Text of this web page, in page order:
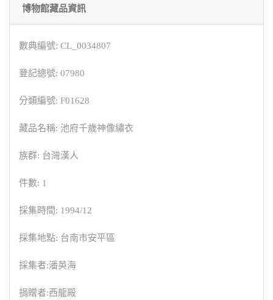
博物館藏品資訊
數典編號: CL_0034807
登記總號: 07980
分類編號: F01628
藏品名稱: 池府千歲神像繡衣
族群: 台灣漢人
件數: 1
採集時間: 1994/12
採集地點: 台南市安平區
採集者:潘英海
捐贈者:西龍殿